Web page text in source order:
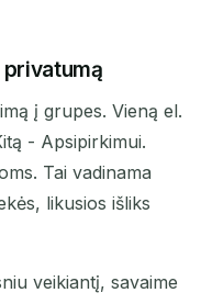
į grupes. Vieną el.
- Apsipirkimui.
Tai vadinama
likusios išliks
veikiantį, savaime